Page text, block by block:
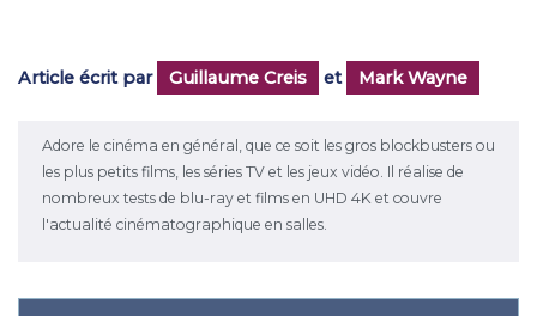
Article écrit par Guillaume Creis et Mark Wayne
Adore le cinéma en général, que ce soit les gros blockbusters ou
les plus petits films, les séries TV et les jeux vidéo. Il réalise de
nombreux tests de blu-ray et films en UHD 4K et couvre
l'actualité cinématographique en salles.